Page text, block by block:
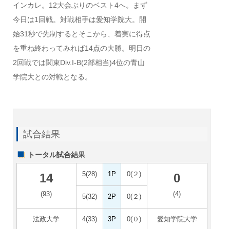
インカレ。12大会ぶりのベスト4へ。まず
今日は1回戦。対戦相手は愛知学院大。開
始31秒で先制するとそこから、着実に得点
を重ね終わってみれば14点の大勝。明日の
2回戦では関東Div.I-B(2部相当)4位の青山
学院大との対戦となる。
試合結果
トータル試合結果
14
(93)
5(28) 1P 0(２) 0
(4)
5(32) 2P 0(２)
法政大学 4(33) 3P 0(０) 愛知学院大学